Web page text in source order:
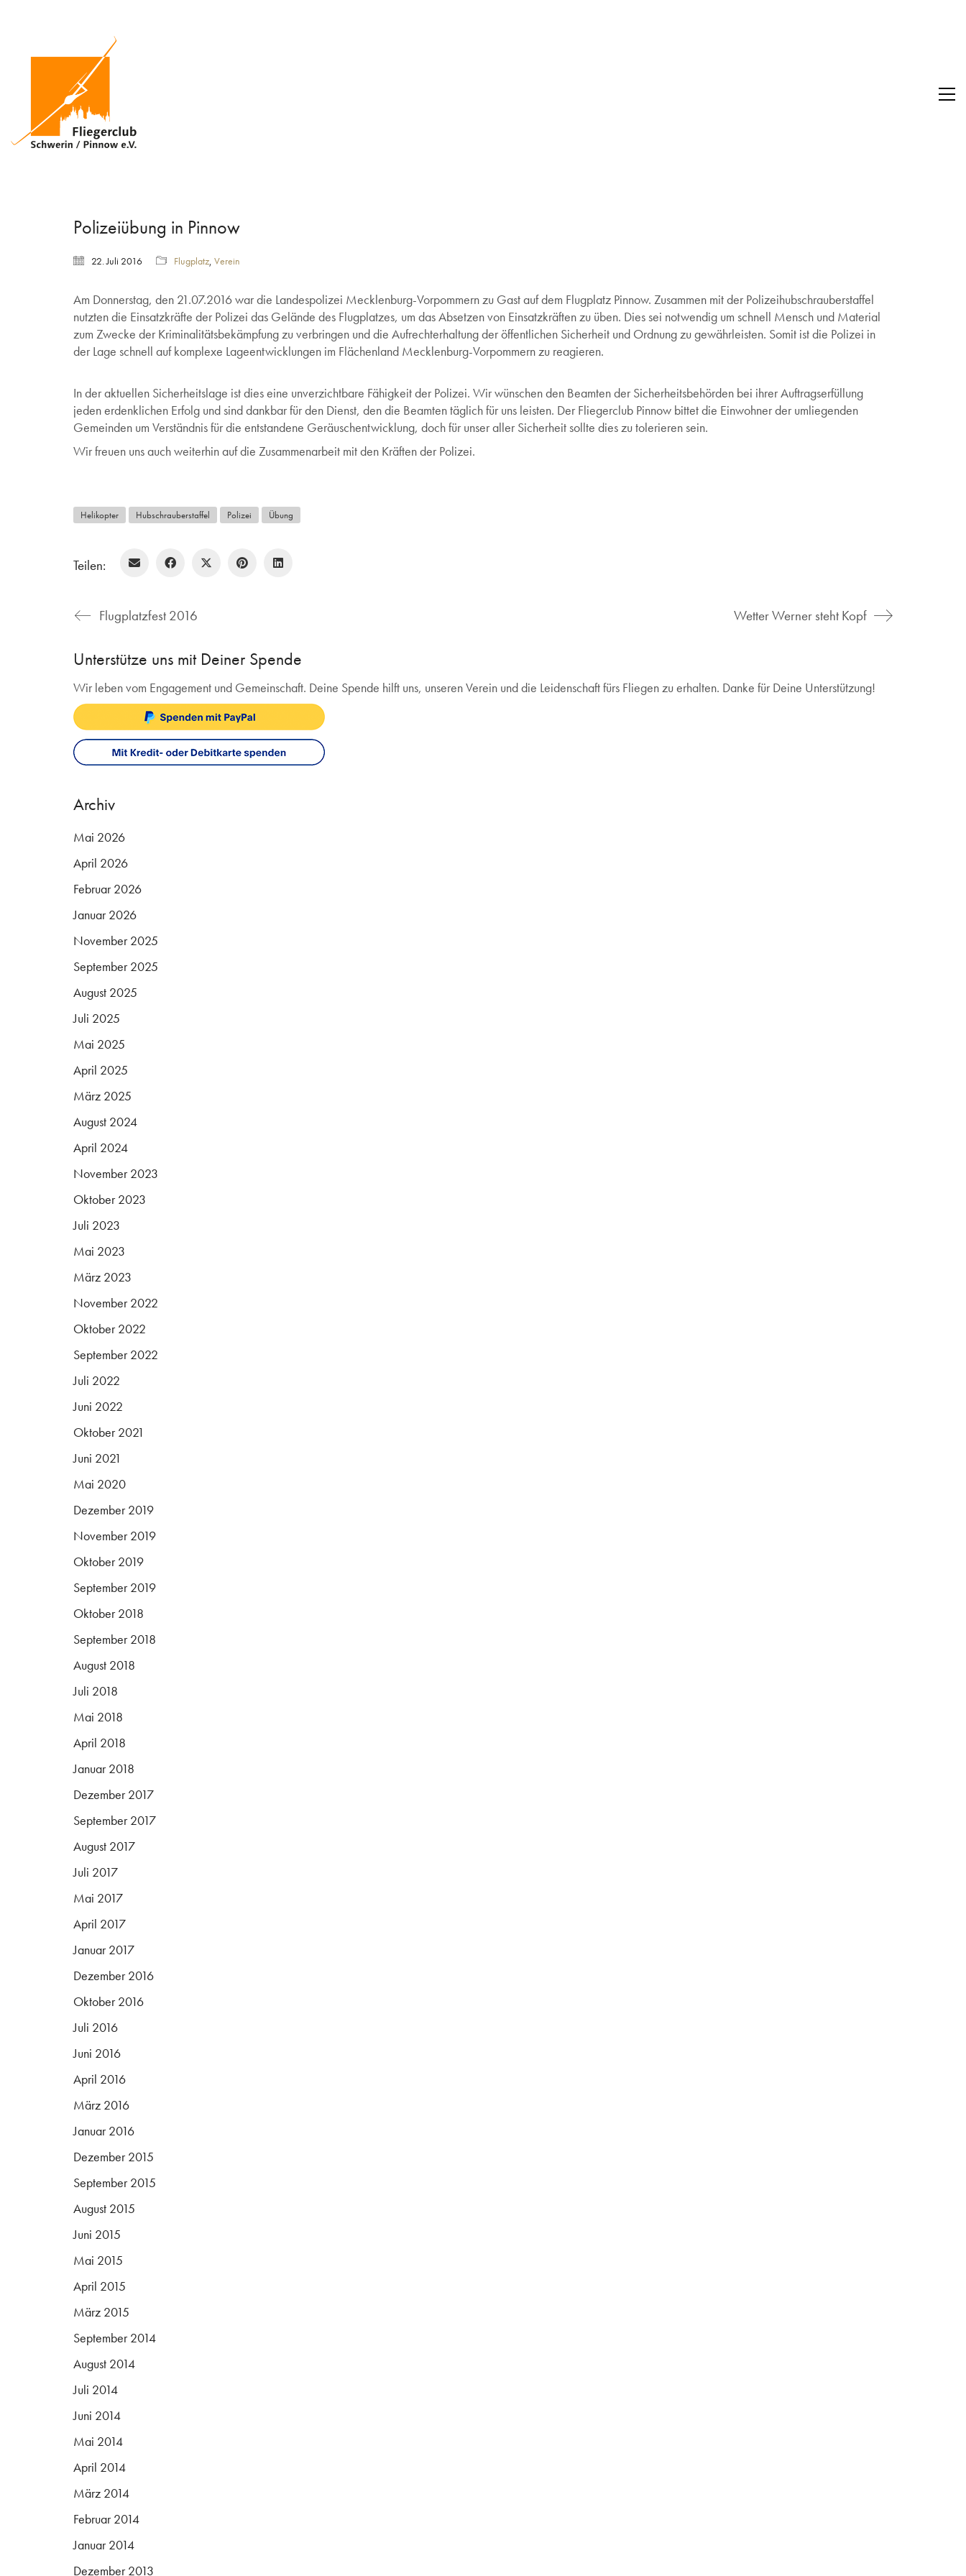
Polizeiübung in Pinnow
22. Juli 2016 Flugplatz, Verein
Am Donnerstag, den 21.07.2016 war die Landespolizei Mecklenburg-Vorpommern zu Gast auf dem Flugplatz Pinnow. Zusammen mit der Polizeihubschrauberstaffel
nutzten die Einsatzkräfte der Polizei das Gelände des Flugplatzes, um das Absetzen von Einsatzkräften zu üben. Dies sei notwendig um schnell Mensch und Material
zum Zwecke der Kriminalitätsbekämpfung zu verbringen und die Aufrechterhaltung der öffentlichen Sicherheit und Ordnung zu gewährleisten. Somit ist die Polizei in
der Lage schnell auf komplexe Lageentwicklungen im Flächenland Mecklenburg-Vorpommern zu reagieren.
In der aktuellen Sicherheitslage ist dies eine unverzichtbare Fähigkeit der Polizei. Wir wünschen den Beamten der Sicherheitsbehörden bei ihrer Auftragserfüllung
jeden erdenklichen Erfolg und sind dankbar für den Dienst, den die Beamten täglich für uns leisten. Der Fliegerclub Pinnow bittet die Einwohner der umliegenden
Gemeinden um Verständnis für die entstandene Geräuschentwicklung, doch für unser aller Sicherheit sollte dies zu tolerieren sein.
Wir freuen uns auch weiterhin auf die Zusammenarbeit mit den Kräften der Polizei.
Helikopter Hubschrauberstaffel Polizei Übung
Teilen:
Flugplatzfest 2016 Wetter Werner steht Kopf
Unterstütze uns mit Deiner Spende
Wir leben vom Engagement und Gemeinschaft. Deine Spende hilft uns, unseren Verein und die Leidenschaft fürs Fliegen zu erhalten. Danke für Deine Unterstützung!
Archiv
Mai 2026
April 2026
Februar 2026
Januar 2026
November 2025
September 2025
August 2025
Juli 2025
Mai 2025
April 2025
März 2025
August 2024
April 2024
November 2023
Oktober 2023
Juli 2023
Mai 2023
März 2023
November 2022
Oktober 2022
September 2022
Juli 2022
Juni 2022
Oktober 2021
Juni 2021
Mai 2020
Dezember 2019
November 2019
Oktober 2019
September 2019
Oktober 2018
September 2018
August 2018
Juli 2018
Mai 2018
April 2018
Januar 2018
Dezember 2017
September 2017
August 2017
Juli 2017
Mai 2017
April 2017
Januar 2017
Dezember 2016
Oktober 2016
Juli 2016
Juni 2016
April 2016
März 2016
Januar 2016
Dezember 2015
September 2015
August 2015
Juni 2015
Mai 2015
April 2015
März 2015
September 2014
August 2014
Juli 2014
Juni 2014
Mai 2014
April 2014
März 2014
Februar 2014
Januar 2014
Dezember 2013